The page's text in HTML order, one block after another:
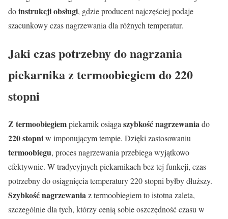
doinstrukcji obsługi, gdzie producent najczęściej podaje
szacunkowy czas nagrzewania dla różnych temperatur.
Jaki czas potrzebny do nagrzania
piekarnika z termoobiegiem do 220
stopni
Z termoobiegiempiekarnik osiąga szybkość nagrzewaniado
220 stopniw imponującym tempie. Dzięki zastosowaniu
termoobiegu, proces nagrzewania przebiega wyjątkowo
efektywnie. W tradycyjnych piekarnikach bez tej funkcji, czas
potrzebny do osiągnięcia temperatury 220 stopni byłby dłuższy.
Szybkość nagrzewaniaz termoobiegiem to istotna zaleta,
szczególnie dla tych, którzy cenią sobie oszczędność czasu w